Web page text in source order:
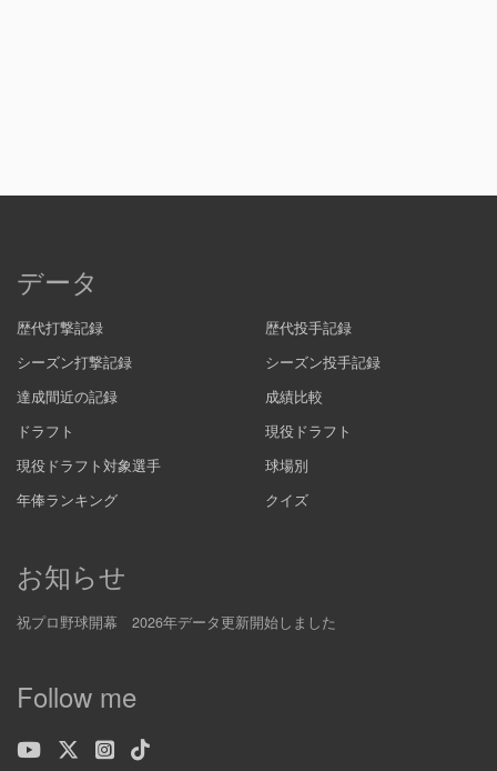
データ
歴代打撃記録
歴代投手記録
シーズン打撃記録
シーズン投手記録
達成間近の記録
成績比較
ドラフト
現役ドラフト
現役ドラフト対象選手
球場別
年俸ランキング
クイズ
お知らせ
祝プロ野球開幕 2026年データ更新開始しました
Follow me